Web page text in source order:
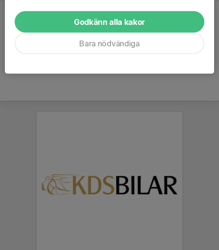
Titel
Tränare
Godkänn alla kakor
Bara nödvändiga